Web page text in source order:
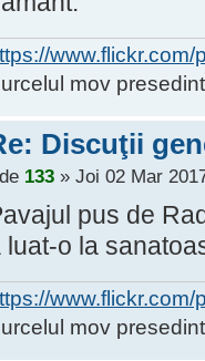
mov
Discuţii
de 133» Joi 02 Mar
pus de
luat-o la
mov